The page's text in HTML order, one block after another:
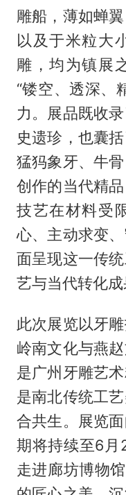
雕船，薄如蝉
以及于米粒大
雕，均为镇展
“镂空、透深、
力。展品既收
史遗珍，也囊
猛犸象牙、牛
创作的当代精
技艺在材料受
心、主动求变
面呈现这一传
艺与当代转化成
此次展览以牙
岭南文化与燕
是广州牙雕艺
是南北传统工
合共生。展览
期将持续至6月
走进廊坊博物